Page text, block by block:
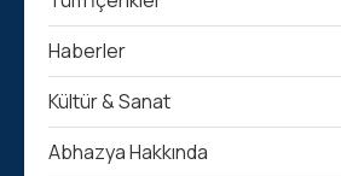
Haberler
Kültür & Sanat
Abhazya Hakkında